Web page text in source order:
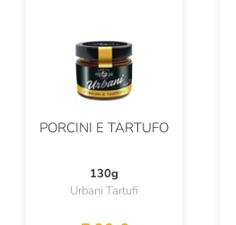
Terre Del Castelmagno
Testa Conserve
Ventura
PORCINI E TARTUFO
130g
Urbani Tartufi